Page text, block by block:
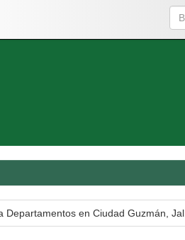
en Ciudad Guzmán, Jal.